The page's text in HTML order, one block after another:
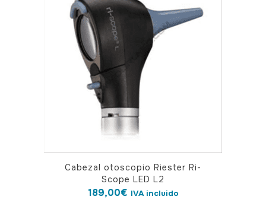
Cabezal otoscopio Riester Ri-
Scope LED L2
189,00€ IVA incluido